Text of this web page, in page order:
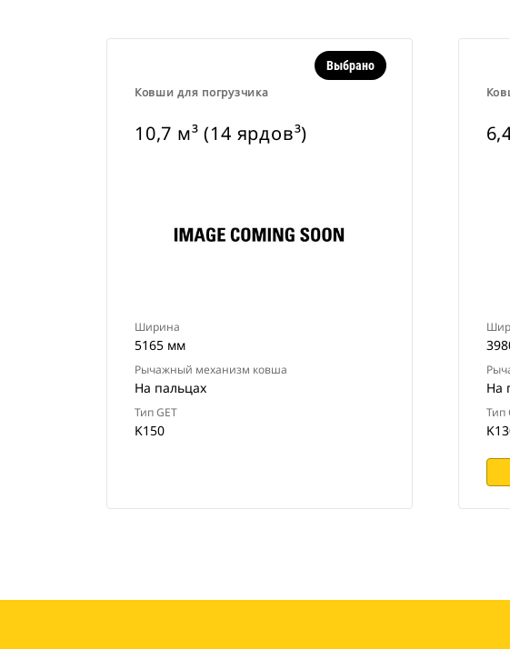
Ковши для погрузчика
Выбрано
10,7 м³ (14 ярдов³)
Ширина
5165 мм
Рычажный механизм ковша
На пальцах
Тип GET
K150
На
Тип